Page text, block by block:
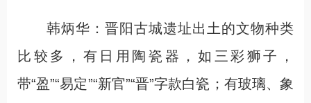
韩炳华：晋阳古城遗址出土的文物种类
比较多，有日用陶瓷器，如三彩狮子，
带“盈”“易定”“新官”“晋”字款白瓷；有玻璃、象